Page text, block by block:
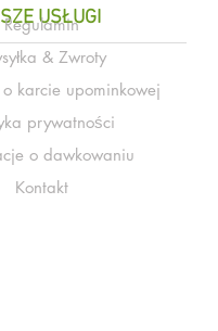
USŁUGI
Regulamin
& Zwroty
karcie upominkowej
prywatności
o dawkowaniu
Kontakt